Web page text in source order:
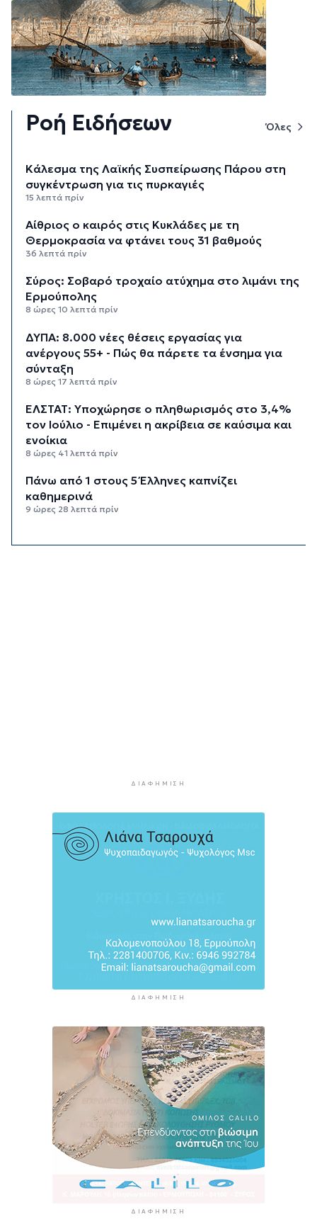
Ροή Ειδήσεων Όλες
Κάλεσμα της Λαϊκής Συσπείρωσης Πάρου στη
συγκέντρωση για τις πυρκαγιές
15 λεπτά πρίν
Αίθριος ο καιρός στις Κυκλάδες με τη
Θερμοκρασία να φτάνει τους 31 βαθμούς
36 λεπτά πρίν
Σύρος: Σοβαρό τροχαίο ατύχημα στο λιμάνι της
Ερμούπολης
8 ώρες 10 λεπτά πρίν
ΔΥΠΑ: 8.000 νέες θέσεις εργασίας για
ανέργους 55+ - Πώς θα πάρετε τα ένσημα για
σύνταξη
8 ώρες 17 λεπτά πρίν
ΕΛΣΤΑΤ: Υποχώρησε ο πληθωρισμός στο 3,4%
τον Ιούλιο - Επιμένει η ακρίβεια σε καύσιμα και
ενοίκια
8 ώρες 41 λεπτά πρίν
Πάνω από 1 στους 5 Έλληνες καπνίζει
καθημερινά
9 ώρες 28 λεπτά πρίν
13 ώρες 24 λεπτά πρίν
Η πρόεδρος της νορβηγικής ομοσπονδίας καλεί
ΔΙΑΦΉΜΙΣΗ
ΔΙΑΦΉΜΙΣΗ
ΔΙΑΦΉΜΙΣΗ